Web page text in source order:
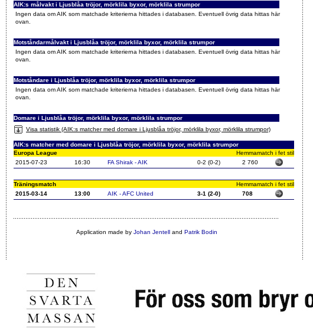
AIK:s målvakt i Ljusblåa tröjor, mörklila byxor, mörklila strumpor
Ingen data om AIK som matchade kriterierna hittades i databasen. Eventuell övrig data hittas här
ovan.
Motståndarmålvakt i Ljusblåa tröjor, mörklila byxor, mörklila strumpor
Ingen data om AIK som matchade kriterierna hittades i databasen. Eventuell övrig data hittas här
ovan.
Motståndare i Ljusblåa tröjor, mörklila byxor, mörklila strumpor
Ingen data om AIK som matchade kriterierna hittades i databasen. Eventuell övrig data hittas här
ovan.
Domare i Ljusblåa tröjor, mörklila byxor, mörklila strumpor
Visa statistik (AIK:s matcher med domare i Ljusblåa tröjor, mörklila byxor, mörklila strumpor)
AIK:s matcher med domare i Ljusblåa tröjor, mörklila byxor, mörklila strumpor
Europa League
Hemmamatch i fet stil
2015-07-23
16:30 FA Shirak - AIK 0-2 (0-2) 2 760
Träningsmatch
Hemmamatch i fet stil
2015-03-14
13:00 AIK - AFC United 3-1 (2-0) 708
Application made by Johan Jentelland Patrik Bodin